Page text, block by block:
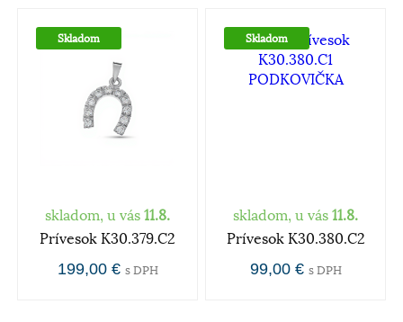
Skladom
skladom, u vás 11.8.
Prívesok K30.379.C2
199,00 € s DPH
Skladom
skladom, u vás 11.8.
Prívesok K30.380.C2
99,00 € s DPH